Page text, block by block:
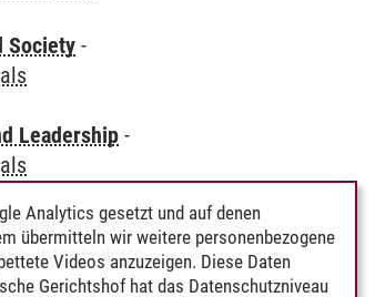
Society -
Leadership -
Center:
Intensivkurs
Analytics gesetzt und auf denen
übermitteln wir weitere personenbezogene
Videos anzuzeigen. Diese Daten
Gerichtshof hat das Datenschutzniveau